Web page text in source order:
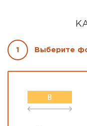
1 Выберите
Параметры кухни*